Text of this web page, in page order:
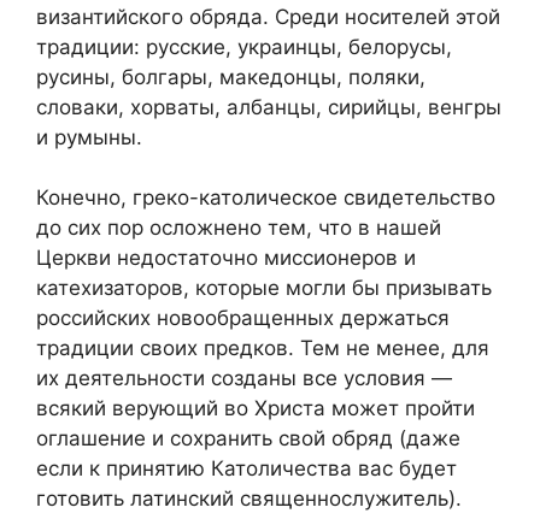
византийского обряда. Среди носителей этой
традиции: русские, украинцы, белорусы,
русины, болгары, македонцы, поляки,
словаки, хорваты, албанцы, сирийцы, венгры
и румыны.
Конечно, греко-католическое свидетельство
до сих пор осложнено тем, что в нашей
Церкви недостаточно миссионеров и
катехизаторов, которые могли бы призывать
российских новообращенных держаться
традиции своих предков. Тем не менее, для
их деятельности созданы все условия —
всякий верующий во Христа может пройти
оглашение и сохранить свой обряд (даже
если к принятию Католичества вас будет
готовить латинский священнослужитель).